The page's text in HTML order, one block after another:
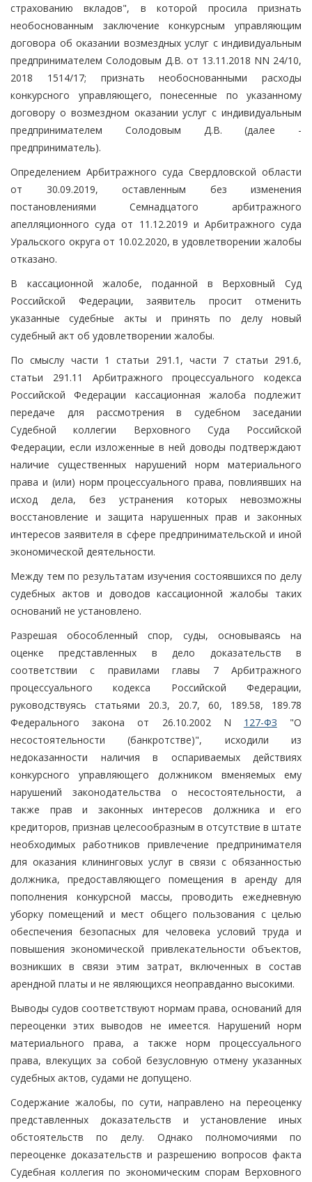
страхованию вкладов", в которой просила признать
необоснованным заключение конкурсным управляющим
договора об оказании возмездных услуг с индивидуальным
предпринимателем Солодовым Д.В. от 13.11.2018 NN 24/10,
2018 1514/17; признать необоснованными расходы
конкурсного управляющего, понесенные по указанному
договору о возмездном оказании услуг с индивидуальным
предпринимателем Солодовым Д.В. (далее -
предприниматель).
Определением Арбитражного суда Свердловской области
от 30.09.2019, оставленным без изменения
постановлениями Семнадцатого арбитражного
апелляционного суда от 11.12.2019 и Арбитражного суда
Уральского округа от 10.02.2020, в удовлетворении жалобы
отказано.
В кассационной жалобе, поданной в Верховный Суд
Российской Федерации, заявитель просит отменить
указанные судебные акты и принять по делу новый
судебный акт об удовлетворении жалобы.
По смыслу части 1 статьи 291.1, части 7 статьи 291.6,
статьи 291.11 Арбитражного процессуального кодекса
Российской Федерации кассационная жалоба подлежит
передаче для рассмотрения в судебном заседании
Судебной коллегии Верховного Суда Российской
Федерации, если изложенные в ней доводы подтверждают
наличие существенных нарушений норм материального
права и (или) норм процессуального права, повлиявших на
исход дела, без устранения которых невозможны
восстановление и защита нарушенных прав и законных
интересов заявителя в сфере предпринимательской и иной
экономической деятельности.
Между тем по результатам изучения состоявшихся по делу
судебных актов и доводов кассационной жалобы таких
оснований не установлено.
Разрешая обособленный спор, суды, основываясь на
оценке представленных в дело доказательств в
соответствии с правилами главы 7 Арбитражного
процессуального кодекса Российской Федерации,
руководствуясь статьями 20.3, 20.7, 60, 189.58, 189.78
Федерального закона от 26.10.2002 N 127-ФЗ "О
несостоятельности (банкротстве)", исходили из
недоказанности наличия в оспариваемых действиях
конкурсного управляющего должником вменяемых ему
нарушений законодательства о несостоятельности, а
также прав и законных интересов должника и его
кредиторов, признав целесообразным в отсутствие в штате
необходимых работников привлечение предпринимателя
для оказания клининговых услуг в связи с обязанностью
должника, предоставляющего помещения в аренду для
пополнения конкурсной массы, проводить ежедневную
уборку помещений и мест общего пользования с целью
обеспечения безопасных для человека условий труда и
повышения экономической привлекательности объектов,
возникших в связи этим затрат, включенных в состав
арендной платы и не являющихся неоправданно высокими.
Выводы судов соответствуют нормам права, оснований для
переоценки этих выводов не имеется. Нарушений норм
материального права, а также норм процессуального
права, влекущих за собой безусловную отмену указанных
судебных актов, судами не допущено.
Содержание жалобы, по сути, направлено на переоценку
представленных доказательств и установление иных
обстоятельств по делу. Однако полномочиями по
переоценке доказательств и разрешению вопросов факта
Судебная коллегия по экономическим спорам Верховного